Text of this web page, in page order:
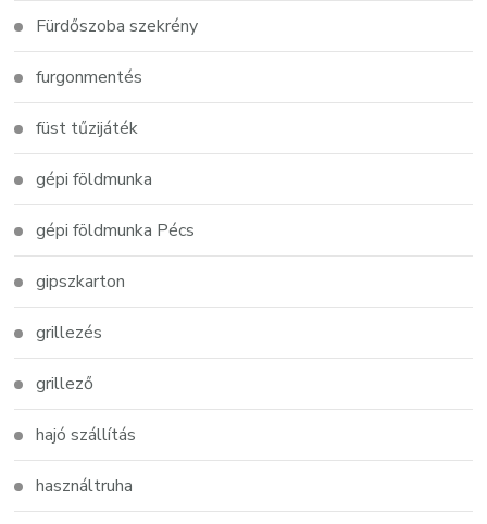
Fürdőszoba szekrény
furgonmentés
füst tűzijáték
gépi földmunka
gépi földmunka Pécs
gipszkarton
grillezés
grillező
hajó szállítás
használtruha